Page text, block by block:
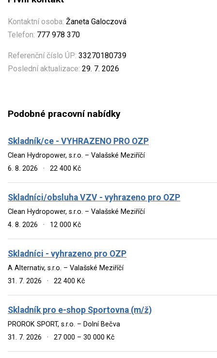
Kontaktní osoba: Žaneta Galoczová
Telefon: 777 978 370
Referenční číslo ÚP: 33270180739
Poslední aktualizace: 29. 7. 2026
Podobné pracovní nabídky
Skladník/ce - VYHRAZENO PRO OZP
Clean Hydropower, s.r.o. – Valašské Meziříčí
6. 8. 2026
· 22 400 Kč
Skladníci/obsluha VZV - vyhrazeno pro OZP
Clean Hydropower, s.r.o. – Valašské Meziříčí
4. 8. 2026
· 12 000 Kč
Skladníci - vyhrazeno pro OZP
A Alternativ, s.r.o. – Valašské Meziříčí
31. 7. 2026
· 22 400 Kč
Skladník pro e-shop Sportovna (m/ž)
PROROK SPORT, s.r.o. – Dolní Bečva
31. 7. 2026
· 27 000 – 30 000 Kč